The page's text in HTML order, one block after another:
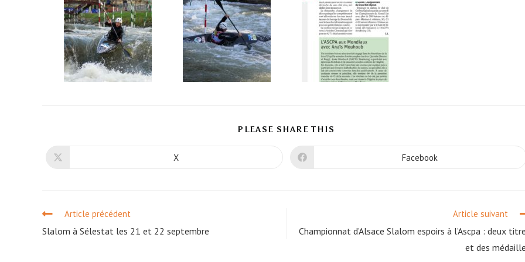
PLEASE SHARE THIS
X Facebook
Article précédent
Slalom à Sélestat les 21 et 22 septembre
Article suivant
Championnat d’Alsace Slalom espoirs à l’Ascpa : deux
et des